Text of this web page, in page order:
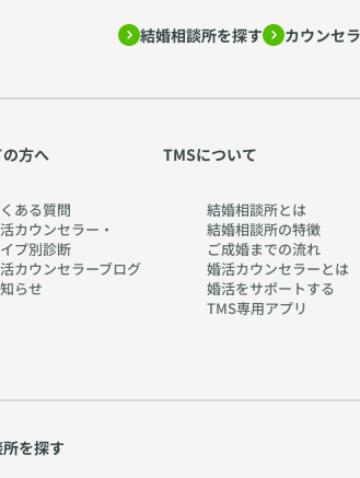
結婚相談所を探す カウンセ
方へ
ある質問
カウンセラー・
プ別診断
カウンセラーブログ
らせ
TMSについて
結婚相談所とは
結婚相談所の特徴
ご成婚までの流れ
婚活カウンセラーとは
婚活をサポートする
TMS専用アプリ
を探す